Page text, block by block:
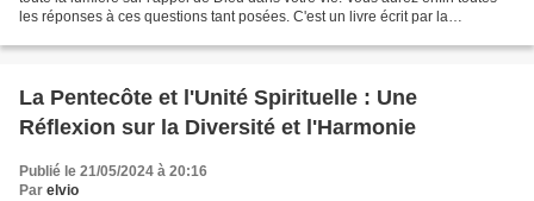
les réponses à ces questions tant posées. C'est un livre écrit par la
La Pentecôte et l'Unité Spirituelle : Une
Réflexion sur la Diversité et l'Harmonie
Publié le 21/05/2024 à 20:16
Par elvio